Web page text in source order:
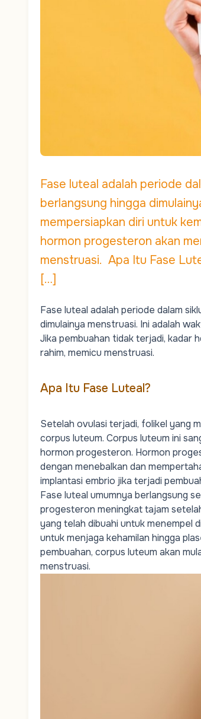
Fase luteal adalah periode
berlangsung hingga
mempersiapkan diri untuk
hormon progesteron akan
menstruasi. Apa Itu Fase
[…]
Fase luteal adalah periode dalam
dimulainya menstruasi. Ini adalah
Jika pembuahan tidak terjadi, kadar
rahim, memicu menstruasi.
Apa Itu Fase Luteal?
Setelah ovulasi terjadi, folikel yang
corpus luteum. Corpus luteum ini
hormon progesteron. Hormon
dengan menebalkan dan
implantasi embrio jika terjadi
Fase luteal umumnya berlangsung
progesteron meningkat tajam
yang telah dibuahi untuk menempel
untuk menjaga kehamilan hingga
pembuahan, corpus luteum akan
menstruasi.